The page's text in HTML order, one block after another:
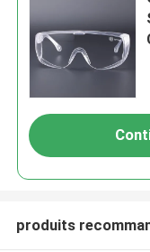
produits